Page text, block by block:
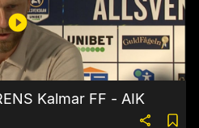
Kalmar FF - AIK